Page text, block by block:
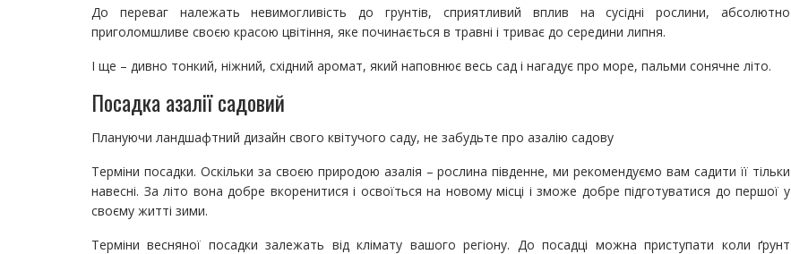
До переваг належать невимогливість до грунтів, сприятливий вплив на сусідні рослини, абсолютно
приголомшливе своєю красою цвітіння, яке починається в травні і триває до середини липня.
І ще – дивно тонкий, ніжний, східний аромат, який наповнює весь сад і нагадує про море, пальми сонячне літо.
Посадка азалії садовий
Плануючи ландшафтний дизайн свого квітучого саду, не забудьте про азалію садову
Терміни посадки. Оскільки за своєю природою азалія – рослина південне, ми рекомендуємо вам садити її тільки
навесні. За літо вона добре вкоренитися і освоїться на новому місці і зможе добре підготуватися до першої у
своєму житті зими.
Терміни весняної посадки залежать від клімату вашого регіону. До посадці можна приступати коли ґрунт